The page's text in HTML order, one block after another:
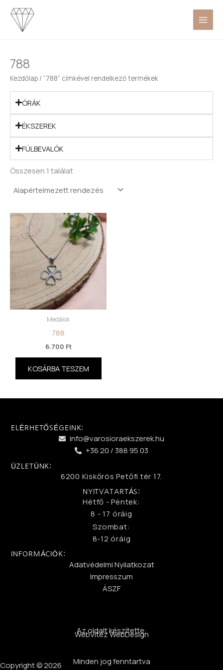
Skip
content
788
Kezdőlap / “788” címkével rendelkező termékek
ÓRÁK
ÉKSZEREK
FÜLBEVALÓK
Összesen 1 találat
Medálok
788
6.700 Ft
KOSÁRBA TESZEM
ELÉRHETŐSÉGEINK:
info@varosioraekszerek.hu
+36 20 / 388 95 03
ÜZLETÜNK:
6200 Kiskőrös Petőfi tér 17.
NYITVATARTÁS:
Hétfő - Péntek:
8 - 17 óráig
Szombat:
8-12 óráig
INFORMÁCIÓK:
Adatvédelmi Nyilatkozat
Impresszum
ÁSZF
Az oldalt készítette:
WebVitéz WebDesign
Minden jog fenntartva
Copyright © 2026